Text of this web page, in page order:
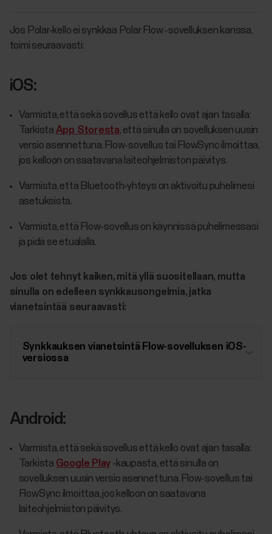
Jos Polar-kello ei synkkaa Polar Flow ‑sovelluksen kanssa,
toimi seuraavasti:
iOS:
Varmista, että sekä sovellus että kello ovat ajan tasalla:
Tarkista App Storesta, että sinulla on sovelluksen uusin
versio asennettuna. Flow-sovellus tai FlowSync ilmoittaa,
jos kelloon on saatavana laiteohjelmiston päivitys.
Varmista, että Bluetooth-yhteys on aktivoitu puhelimesi
asetuksista.
Varmista, että Flow-sovellus on käynnissä puhelimessasi
ja pidä se etualalla.
Jos olet tehnyt kaiken, mitä yllä suositellaan, mutta
sinulla on edelleen synkkausongelmia, jatka
vianetsintää seuraavasti:
Synkkauksen vianetsintä Flow-sovelluksen iOS-
versiossa
Android:
Varmista, että sekä sovellus että kello ovat ajan tasalla:
Tarkista Google Play -kaupasta, että sinulla on
sovelluksen uusin versio asennettuna. Flow-sovellus tai
FlowSync ilmoittaa, jos kelloon on saatavana
laiteohjelmiston päivitys.